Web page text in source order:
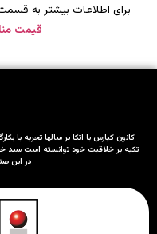
برای اطلاعات بیشتر به
قیمت
کانون کیارس با اتکا بر سالها تجربه با
در این